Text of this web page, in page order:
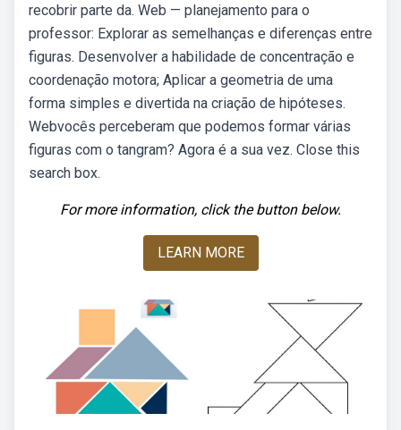
recobrir parte da. Web — planejamento para o
professor: Explorar as semelhanças e diferenças entre
figuras. Desenvolver a habilidade de concentração e
coordenação motora; Aplicar a geometria de uma
forma simples e divertida na criação de hipóteses.
Webvocês perceberam que podemos formar várias
figuras com o tangram? Agora é a sua vez. Close this
search box.
For more information, click the button below.
LEARN MORE